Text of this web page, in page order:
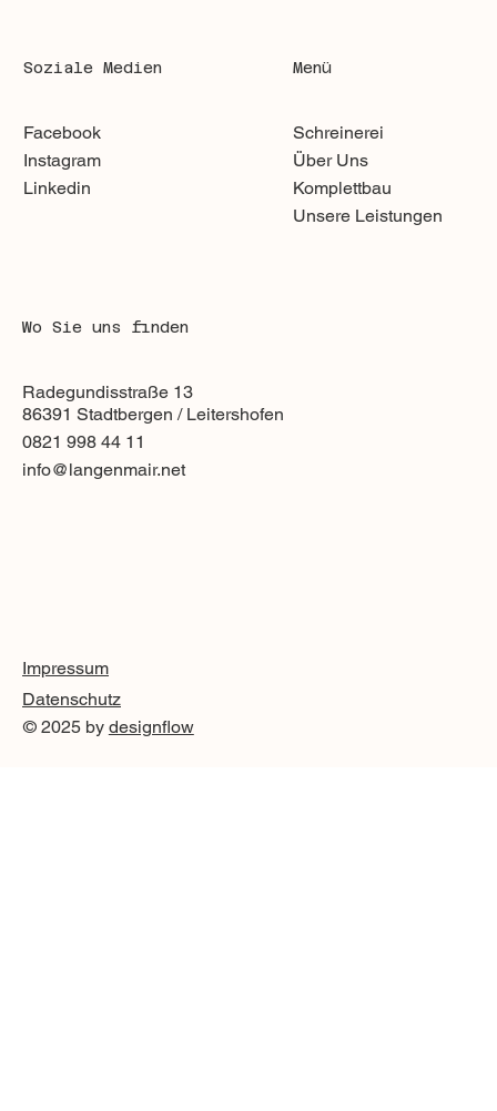
Wo Sie uns finden
Radegundisstraße 13
86391 Stadtbergen / Leitershofen
0821 998 44 11
info@langenmair.net
Menü
Schreinerei
Über Uns
Unsere Leistungen
Komplettbau
Soziale Medien
Facebook
Instagram
Linkedin
Impressum
Datenschutz
© 2025 by designflow